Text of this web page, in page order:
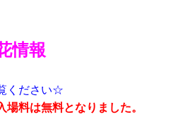
情報
ください☆
料は無料となりました。